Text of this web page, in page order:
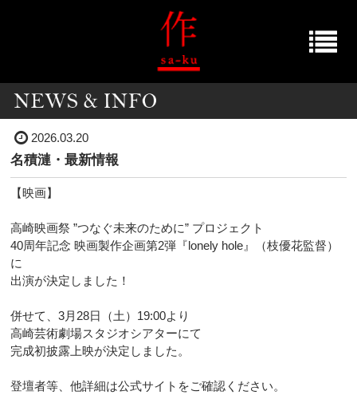
2026.03.20
名積漣・最新情報
【映画】
高崎映画祭 ”つなぐ未来のために” プロジェクト
40周年記念 映画製作企画第2弾『lonely hole』（枝優花監督）
に
出演が決定しました！
併せて、3月28日（土）19:00より
高崎芸術劇場スタジオシアターにて
完成初披露上映が決定しました。
登壇者等、他詳細は公式サイトをご確認ください。